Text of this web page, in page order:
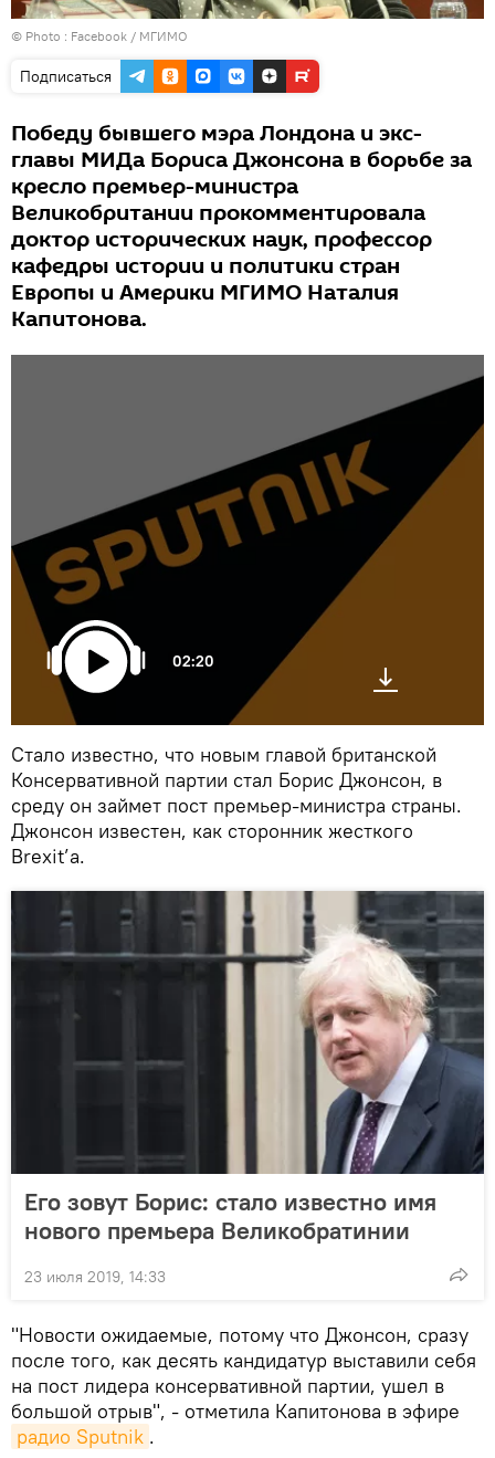
© Photo : Facebook / МГИМО
Подписаться
Победу бывшего мэра Лондона и экс-
главы МИДа Бориса Джонсона в борьбе за
кресло премьер-министра
Великобритании прокомментировала
доктор исторических наук, профессор
кафедры истории и политики стран
Европы и Америки МГИМО Наталия
Капитонова.
02:20
Стало известно, что новым главой британской
Консервативной партии стал Борис Джонсон, в
среду он займет пост премьер-министра страны.
Джонсон известен, как сторонник жесткого
Brexit’а.
Его зовут Борис: стало известно имя
нового премьера Великобратинии
23 июля 2019, 14:33
"Новости ожидаемые, потому что Джонсон, сразу
после того, как десять кандидатур выставили себя
на пост лидера консервативной партии, ушел в
большой отрыв", - отметила Капитонова в эфире
радио Sputnik .